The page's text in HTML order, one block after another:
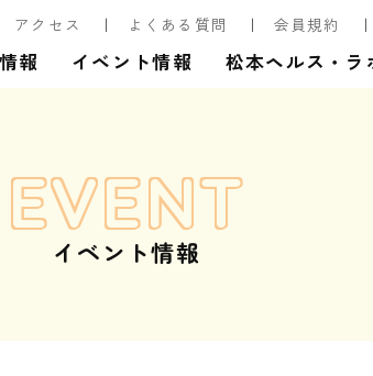
アクセス よくある質問 会員規約
報 イベント情報 松本ヘルス・ラ
EVENT
イベント情報